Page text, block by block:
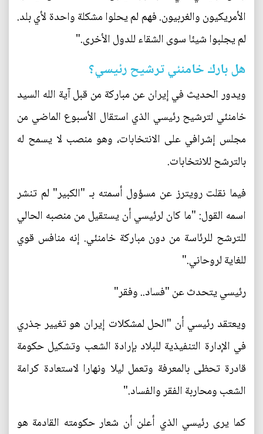
الأمريكيون والغربيون. فهم لم يحلوا مشكلة واحدة لأي بلد.
لم يجلبوا شيئا سوى الشقاء للدول الأخرى."
هل بارك خامنئي ترشيح رئيسي؟
ويدور الحديث في إيران عن مباركة من قبل آية الله السيد
خامنئي لترشيح رئيسي الذي استقال الأسبوع الماضي من
مجلس إشرافي على الانتخابات، وهو منصب لا يسمح له
بالترشح للانتخابات.
فيما نقلت رويترز عن مسؤول أسمته بـ "الكبير" لم تنشر
اسمه القول: "ما كان لرئيسي أن يستقيل من منصبه الحالي
للترشح للرئاسة من دون مباركة خامنئي. إنه منافس قوي
للغاية لروحاني."
رئيسي يتحدث عن "فساد.. وفقر"
ويعتقد رئيسي أن "الحل لمشكلات إيران هو تغيير جذري
في الإدارة التنفيذية للبلاد بإرادة الشعب وتشكيل حكومة
قادرة تحظى بالمعرفة وتعمل ليلا ونهارا لاستعادة كرامة
الشعب ومحاربة الفقر والفساد."
كما يرى رئيسي الذي أعلن أن شعار حكومته القادمة هو